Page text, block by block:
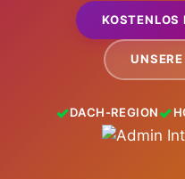
KOSTENLOS
DACH-REGION